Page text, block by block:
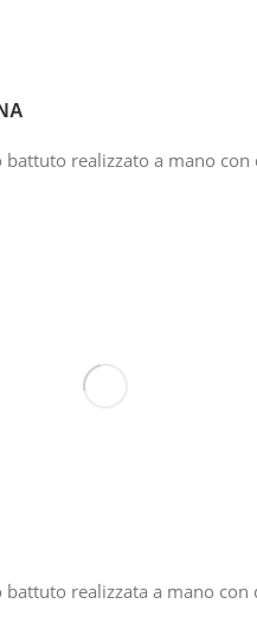
realizzato a mano con
realizzata a mano con